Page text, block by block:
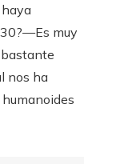
haya
muy
nos ha